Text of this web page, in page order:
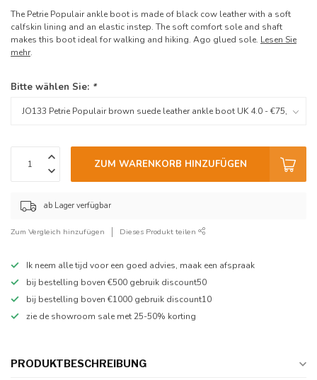
The Petrie Populair ankle boot is made of black cow leather with a soft
calfskin lining and an elastic instep. The soft comfort sole and shaft
makes this boot ideal for walking and hiking. Ago glued sole. Lesen Sie
mehr.
Bitte wählen Sie: *
ZUM WARENKORB HINZUFÜGEN
ab Lager verfügbar
Zum Vergleich hinzufügen Dieses Produkt teilen
Ik neem alle tijd voor een goed advies, maak een afspraak
bij bestelling boven €500 gebruik discount50
bij bestelling boven €1000 gebruik discount10
zie de showroom sale met 25-50% korting
PRODUKTBESCHREIBUNG